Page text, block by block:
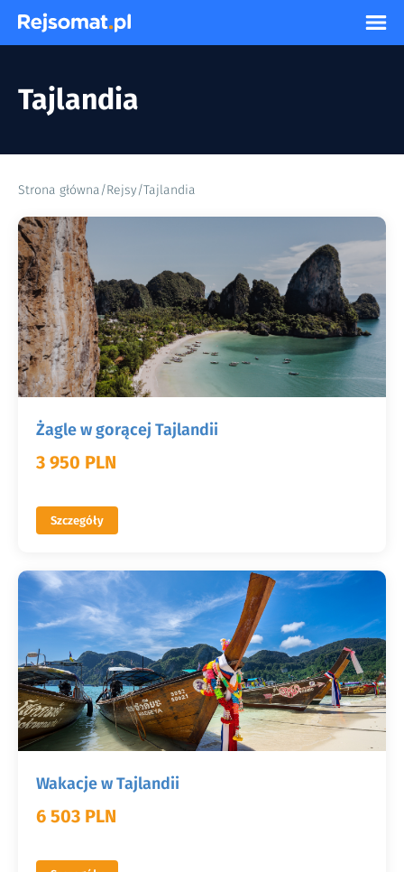
Tajlandia
Strona główna/Rejsy/Tajlandia
Żagle w gorącej Tajlandii
3 950 PLN
Szczegóły
Wakacje w Tajlandii
6 503 PLN